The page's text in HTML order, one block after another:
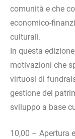
comunità e che
economico-
culturali.
In questa
motivazioni che
virtuosi di
gestione del
sviluppo a base
10,00 – Apertura